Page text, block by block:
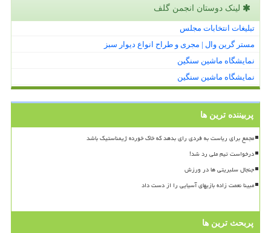
لینک دوستان انجمن گلف
تبلیغات انتخابات مجلس
مستر گرین وال | مجری و طراح انواع دیوار سبز
نمایشگاه ماشین سنگین
نمایشگاه ماشین سنگین
پربیننده ترین ها
مجمع برای ریاست به فردی رای بدهد که خاک خورده ژیمناستیک باشد
درخواست تیم ملی رد شد!
جنجال سلبریتی ها در ورزش
مبینا نعمت زاده بازیهای آسیایی را از دست داد
پربحث ترین ها